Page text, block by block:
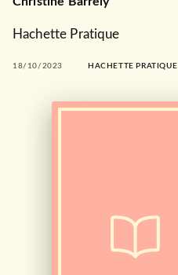
Hachette Pratique
18/10/2023 HACHETTE PRATIQUE